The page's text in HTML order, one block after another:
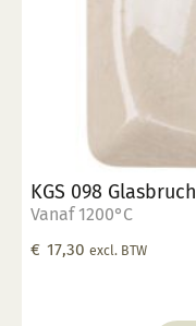
KGS 098 Glasbruch
Vanaf 1200°C
€ 17,30 excl. BTW